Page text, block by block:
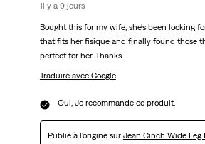
il y a 9 jours
Bought this for my wife, she's been looking
that fits her fisique and finally found those
perfect for her. Thanks
Traduire avec Google
Oui, Je recommande ce produit.
Publié à l'origine sur Jean Cinch Wide